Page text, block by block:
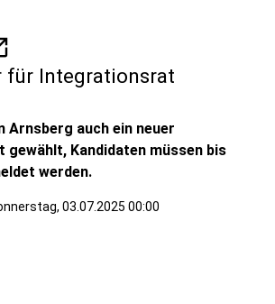
für Integrationsrat
Arnsberg auch ein neuer
Kandidaten müssen bis
werden.
03.07.2025 00:00